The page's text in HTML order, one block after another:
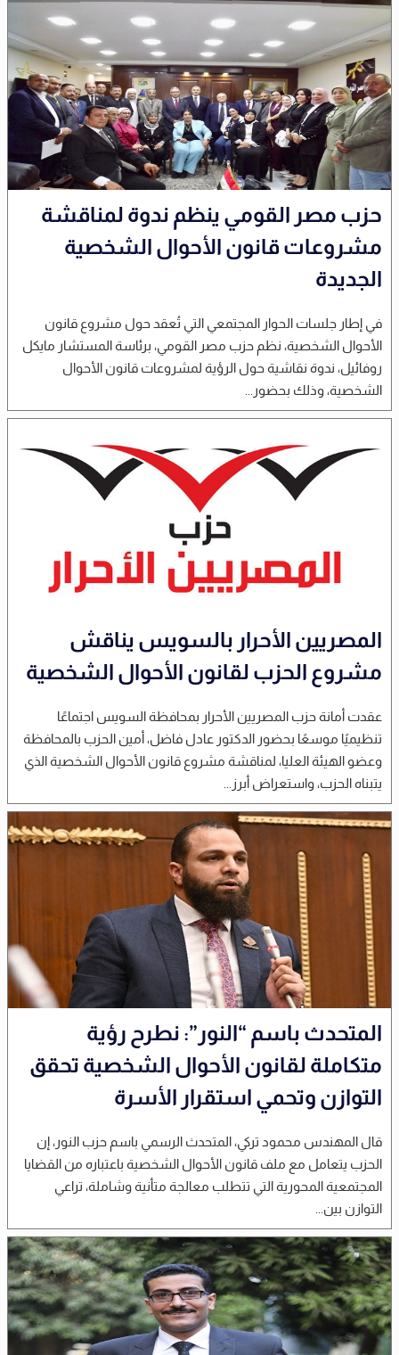
حزب مصر القومي ينظم ندوة لمناقشة
مشروعات قانون الأحوال الشخصية
الجديدة
في إطار جلسات الحوار المجتمعي التي تُعقد حول مشروع قانون
الأحوال الشخصية، نظم حزب مصر القومي، برئاسة المستشار مايكل
روفائيل، ندوة نقاشية حول الرؤية لمشروعات قانون الأحوال
الشخصية، وذلك بحضور...
المصريين الأحرار بالسويس يناقش
مشروع الحزب لقانون الأحوال الشخصية
عقدت أمانة حزب المصريين الأحرار بمحافظة السويس اجتماعًا
تنظيميًا موسعًا بحضور الدكتور عادل فاضل، أمين الحزب بالمحافظة
وعضو الهيئة العليا، لمناقشة مشروع قانون الأحوال الشخصية الذي
يتبناه الحزب، واستعراض أبرز...
المتحدث باسم “النور”: نطرح رؤية
متكاملة لقانون الأحوال الشخصية تحقق
التوازن وتحمي استقرار الأسرة
قال المهندس محمود تركي، المتحدث الرسمي باسم حزب النور، إن
الحزب يتعامل مع ملف قانون الأحوال الشخصية باعتباره من القضايا
المجتمعية المحورية التي تتطلب معالجة متأنية وشاملة، تراعي
التوازن بين...